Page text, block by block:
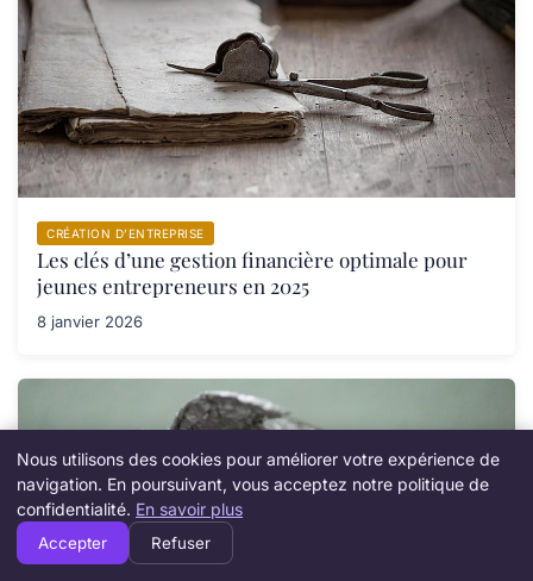
CRÉATION D’ENTREPRISE
Les clés d’une gestion financière optimale pour
jeunes entrepreneurs en 2025
8 janvier 2026
Nous utilisons des cookies pour améliorer votre expérience de
navigation. En poursuivant, vous acceptez notre politique de
confidentialité. En savoir plus
Accepter Refuser